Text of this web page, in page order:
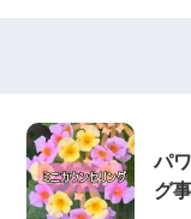
パ
グ